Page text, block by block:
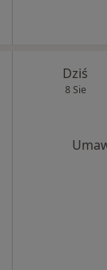
Dziś
8 Sie